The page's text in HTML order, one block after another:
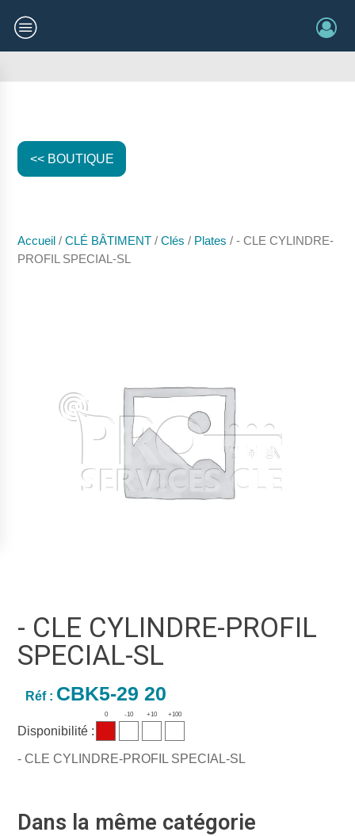
<< BOUTIQUE
Accueil /CLÉ BÂTIMENT /Clés / Plates / - CLE CYLINDRE-
PROFIL SPECIAL-SL
- CLE CYLINDRE-PROFIL
SPECIAL-SL
Réf : CBK5-29 20
Disponibilité :
0 -10 +10 +100
- CLE CYLINDRE-PROFIL SPECIAL-SL
Dans la même catégorie